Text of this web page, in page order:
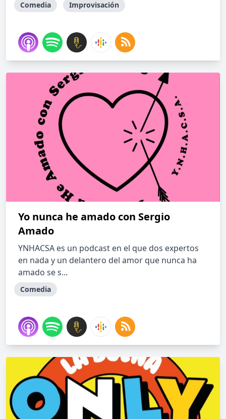
Comedia Improvisación
Yo nunca he amado con Sergio
Amado
YNHACSA es un podcast en el que dos expertos
en nada y un delantero del amor que nunca ha
amado se s...
Comedia